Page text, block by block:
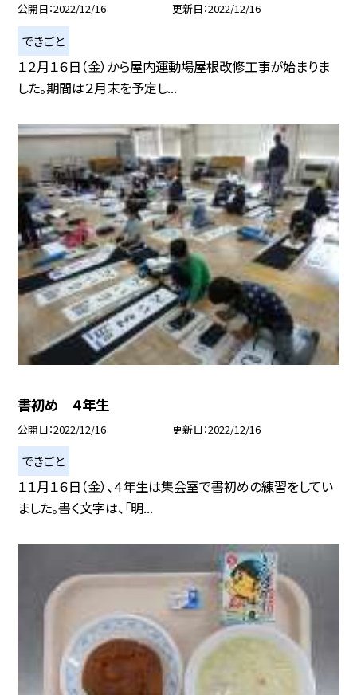
公開日 2022/12/16 更新日 2022/12/16
できごと
１２月１６日（金）から屋内運動場屋根改修工事が始まりま
した。期間は２月末を予定し...
書初め ４年生
公開日 2022/12/16 更新日 2022/12/16
できごと
１１月１６日（金）、４年生は集会室で書初めの練習をしてい
ました。書く文字は、「明...